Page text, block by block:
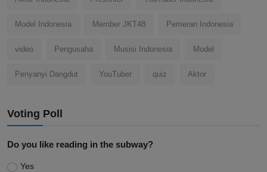
Model Indonesia Member JKT48 Pemeran Indonesia
video Pengusaha Musisi Indonesia Model
Penyanyi Dangdut YouTuber quiz Aktor
Voting Poll
Do you like reading in the subway?
Yes